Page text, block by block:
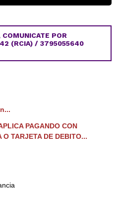
POR
(RCIA) / 3795055640
PAGANDO CON
O TARJETA DE DEBITO...